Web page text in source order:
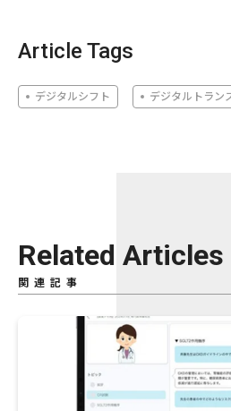
Article Tags
デジタルシフト デジタルトラン
Related Articles
関連記事